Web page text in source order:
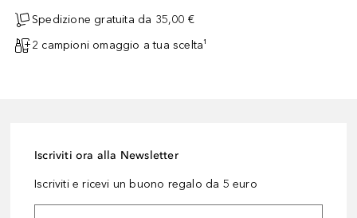
Spedizione gratuita da 35,00 €
2 campioni omaggio a tua scelta¹
Iscriviti ora alla Newsletter
Iscriviti e ricevi un buono regalo da 5 euro